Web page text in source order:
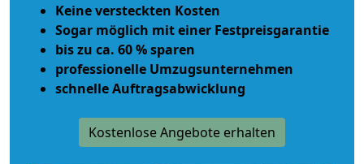
Keine versteckten Kosten
Sogar möglich mit einer Festpreisgarantie
bis zu ca. 60 % sparen
professionelle Umzugsunternehmen
schnelle Auftragsabwicklung
Kostenlose Angebote erhalten